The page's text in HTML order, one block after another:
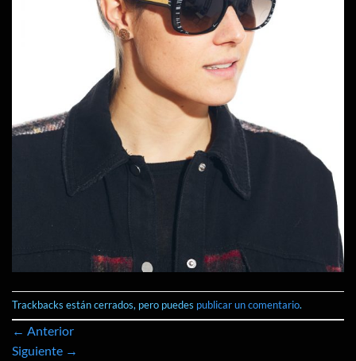
Trackbacks están cerrados, pero puedes publicar un comentario.
← Anterior
Siguiente →